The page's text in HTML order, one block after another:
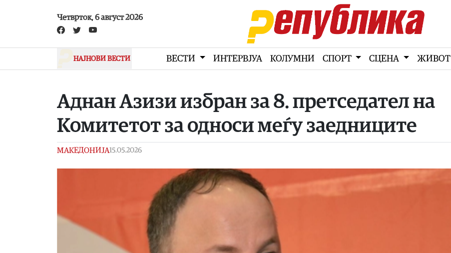
Четврток, 6 август 2026
НАЈНОВИ ВЕСТИ ВЕСТИ ИНТЕРВЈУА КОЛУМНИ СПОРТ СЦЕНА ЖИВОТ
Аднан Азизи избран за 8. претседател на
Комитетот за односи меѓу заедниците
МАКЕДОНИЈА15.05.2026